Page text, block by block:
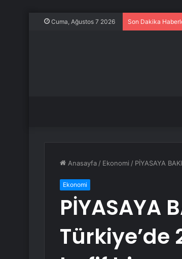
Cuma, Ağustos 7 2026 Son Dakika
Anasayfa / Ekonomi / PİYASAYA
Ekonomi
PİYASAYA
Türkiye’de